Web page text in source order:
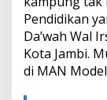
Pendidikan
Da’wah Wal
Kota Jambi.
di MAN